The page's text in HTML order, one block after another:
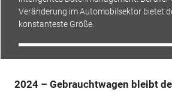
Veränderung im Automobilsektor bietet
konstanteste Größe.
2024 – Gebrauchtwagen bleibt